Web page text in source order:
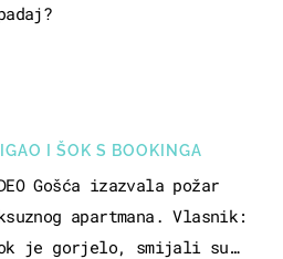
I ŠOK S BOOKINGA
Gošća izazvala požar
apartmana. Vlasnik:
je gorjelo, smijali su